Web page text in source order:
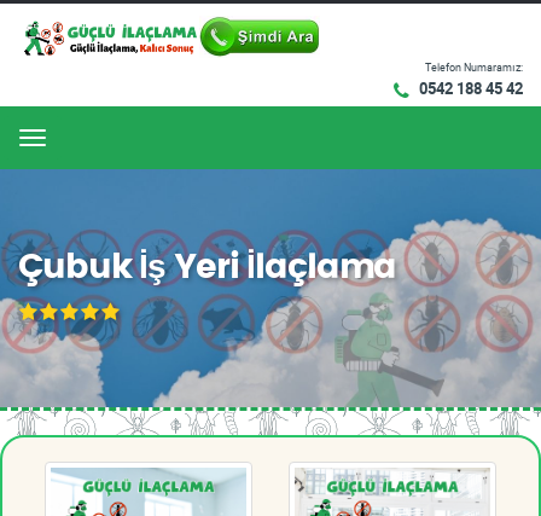
Telefon Numaramız:
0542 188 45 42
Menu
Çubuk İş Yeri İlaçlama